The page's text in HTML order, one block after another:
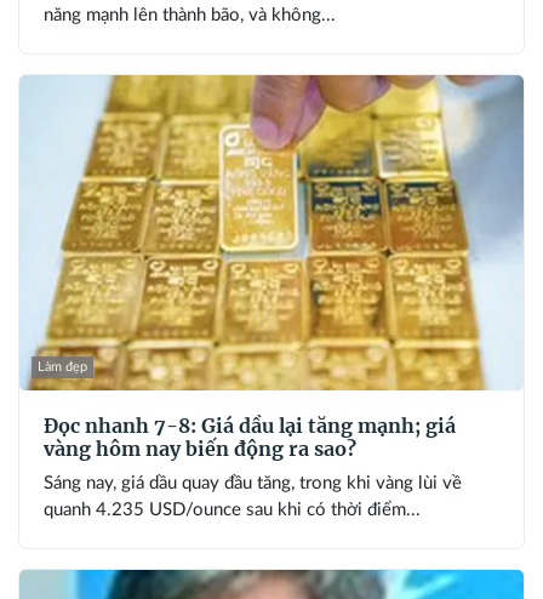
năng mạnh lên thành bão, và không...
Làm đẹp
Đọc nhanh 7-8: Giá dầu lại tăng mạnh; giá
vàng hôm nay biến động ra sao?
Sáng nay, giá dầu quay đầu tăng, trong khi vàng lùi về
quanh 4.235 USD/ounce sau khi có thời điểm...